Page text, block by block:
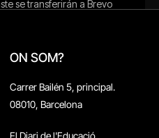
ON SOM?
Carrer Bailén 5, principal.
08010, Barcelona
El Diari de l'Educació